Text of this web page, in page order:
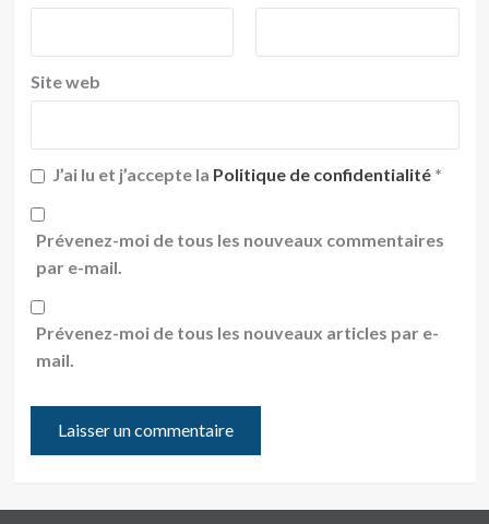
Site web
J’ai lu et j’accepte la Politique de confidentialité *
Prévenez-moi de tous les nouveaux commentaires
par e-mail.
Prévenez-moi de tous les nouveaux articles par e-
mail.